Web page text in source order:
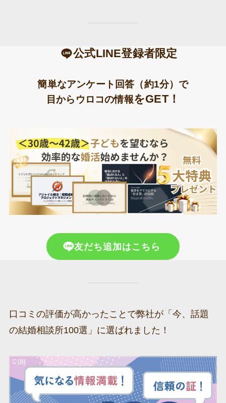
公式LINE登録者限定
簡単なアンケート回答（約1分）で
目からウロコの情報をGET！
友だち追加はこちら
口コミの評価が高かったことで弊社が「今、話題
の結婚相談所100選」に選ばれました！